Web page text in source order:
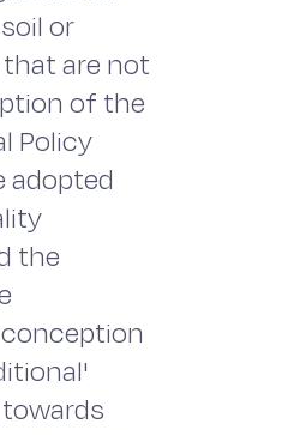
or
are not
of the
Policy
the